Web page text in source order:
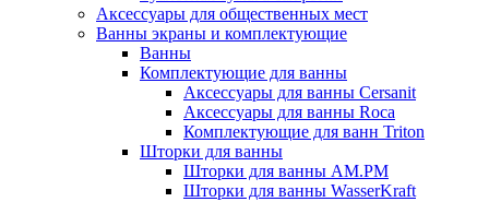
Аксессуары для общественных мест
Ванны экраны и комплектующие
Ванны
Комплектующие для ванны
Аксессуары для ванны Cersanit
Аксессуары для ванны Roca
Комплектующие для ванн Triton
Шторки для ванны
Шторки для ванны AM.PM
Шторки для ванны WasserKraft